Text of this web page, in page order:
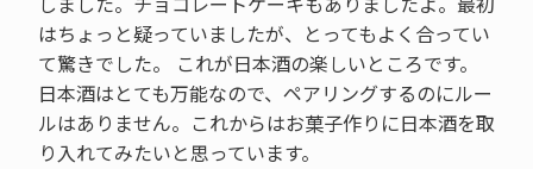
はちょっと疑っていましたが、とってもよく合ってい
て驚きでした。 これが日本酒の楽しいところです。
日本酒はとても万能なので、ペアリングするのにルー
ルはありません。これからはお菓子作りに日本酒を取
り入れてみたいと思っています。